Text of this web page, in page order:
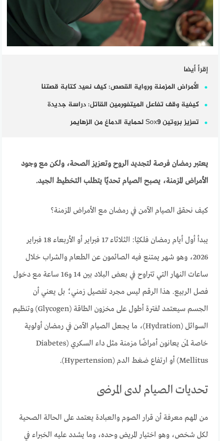
إقرأ أيضا
الأمراض المزمنة ورواية القصص: كيف نعيد كتابة قصتنا
كيفية وقف تفاعل الميتفورمين القاتل: دراسة جديدة
تعزيز بروتين Sox9 لحماية الدماغ من الزهايمر
يعتبر رمضان فرصة لتجديد الروح وتعزيز الصحة، ولكن مع وجود
الأمراض المزمنة، يصبح الصيام تحديًا يتطلب التخطيط الجيد.
كيف نحقق الصيام الآمن في رمضان مع الأمراض المزمنة؟
يبدأ أول أيام رمضان فلكيًا: الثلاثاء 17 فبراير أو الأربعاء 18 فبراير
2026، وهو شهر يمتنع فيه الصائمون عن الطعام والشراب خلال
ساعات النهار التي تتراوح في بعض البلاد بين 14 و16 ساعة مع دخول
فصل الربيع. هذا الرقم ليس مجرد تفصيل زمني؛ بل يعني أن
الجسم سيعتمد لفترة أطول على مخزون الطاقة (Glycogen) وتنظيم
السوائل (Hydration)، ما يجعل الصيام الآمن في رمضان أولوية
خاصة لمَن يعانون أمراضًا مزمنة مثل داء السكري (Diabetes
Mellitus) أو ارتفاع ضغط الدم (Hypertension).
تحديات الصيام لدى المرضى
من المهم معرفة أن قرار الصوم والعبادة يعتمد على الحالة الصحية
لكل شخص، وهو اختيار المريض وحده، وما يشدد عليه الخبراء في